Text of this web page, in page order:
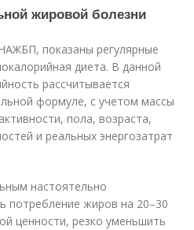
жировой болезни
показаны регулярные
диета. В данной
рассчитывается
формуле, с учетом массы
пола, возраста,
и реальных энергозатрат
настоятельно
потребление жиров на 20–30
ценности, резко уменьшить